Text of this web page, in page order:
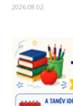
2026.08.02.